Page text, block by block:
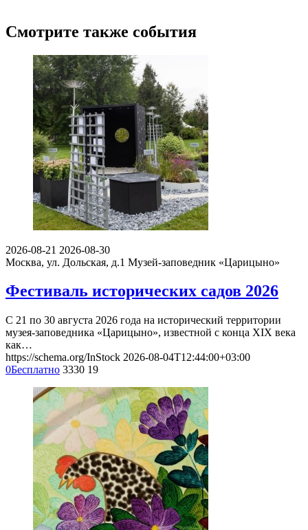
Смотрите также события
2026-08-21 2026-08-30
Москва, ул. Дольская, д.1 Музей-заповедник «Царицыно»
Фестиваль исторических садов 2026
С 21 по 30 августа 2026 года на исторический территории
музея-заповедника «Царицыно», известной с конца XIX века
как…
https://schema.org/InStock 2026-08-04T12:44:00+03:00
0Бесплатно 3330 19